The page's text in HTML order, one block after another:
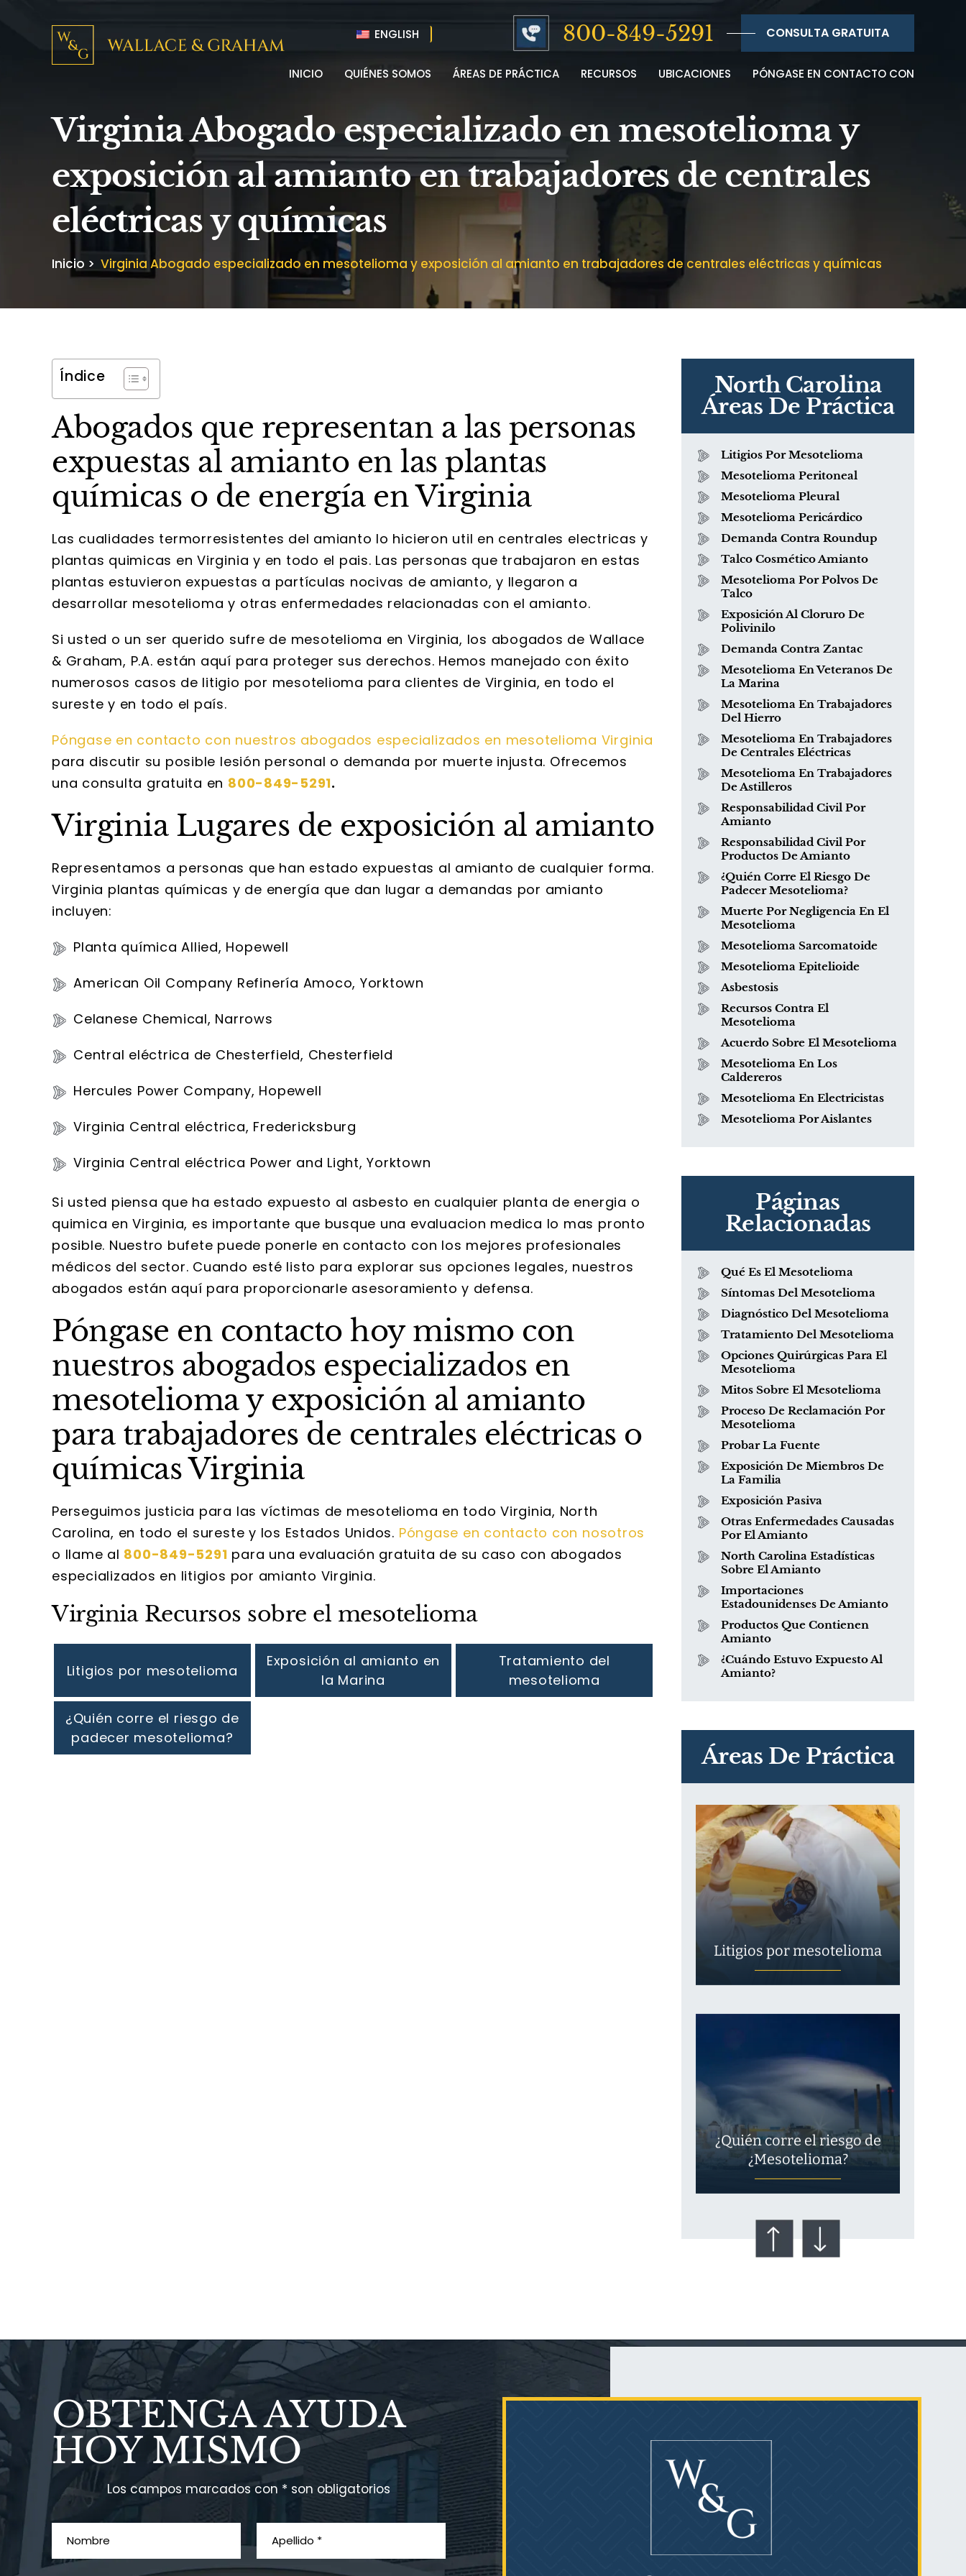
ENGLISH 800-849-5291 CONSULTA GRATUITA
INICIO QUIÉNES SOMOS ÁREAS DE PRÁCTICA RECURSOS UBICACIONES PÓNGASE EN CONTACTO CON
Virginia Abogado especializado en mesotelioma y
exposición al amianto en trabajadores de centrales
eléctricas y químicas
Inicio > Virginia Abogado especializado en mesotelioma y exposición al amianto en trabajadores de centrales eléctricas y químicas
Índice
Abogados que representan a las personas
expuestas al amianto en las plantas
químicas o de energía en Virginia
Las cualidades termorresistentes del amianto lo hicieron util en centrales electricas y
plantas quimicas en Virginia y en todo el pais. Las personas que trabajaron en estas
plantas estuvieron expuestas a partículas nocivas de amianto, y llegaron a
desarrollar mesotelioma y otras enfermedades relacionadas con el amianto.
Si usted o un ser querido sufre de mesotelioma en Virginia, los abogados de Wallace
& Graham, P.A. están aquí para proteger sus derechos. Hemos manejado con éxito
numerosos casos de litigio por mesotelioma para clientes de Virginia, en todo el
sureste y en todo el país.
Póngase en contacto con nuestros abogados especializados en mesotelioma Virginia
para discutir su posible lesión personal o demanda por muerte injusta. Ofrecemos
una consulta gratuita en 800-849-5291.
Virginia Lugares de exposición al amianto
Representamos a personas que han estado expuestas al amianto de cualquier forma.
Virginia plantas químicas y de energía que dan lugar a demandas por amianto
incluyen:
Planta química Allied, Hopewell
American Oil Company Refinería Amoco, Yorktown
Celanese Chemical, Narrows
Central eléctrica de Chesterfield, Chesterfield
Hercules Power Company, Hopewell
Virginia Central eléctrica, Fredericksburg
Virginia Central eléctrica Power and Light, Yorktown
Si usted piensa que ha estado expuesto al asbesto en cualquier planta de energia o
quimica en Virginia, es importante que busque una evaluacion medica lo mas pronto
posible. Nuestro bufete puede ponerle en contacto con los mejores profesionales
médicos del sector. Cuando esté listo para explorar sus opciones legales, nuestros
abogados están aquí para proporcionarle asesoramiento y defensa.
Póngase en contacto hoy mismo con
nuestros abogados especializados en
mesotelioma y exposición al amianto
para trabajadores de centrales eléctricas o
químicas Virginia
Perseguimos justicia para las víctimas de mesotelioma en todo Virginia, North
Carolina, en todo el sureste y los Estados Unidos. Póngase en contacto con nosotros
o llame al 800-849-5291 para una evaluación gratuita de su caso con abogados
especializados en litigios por amianto Virginia.
Virginia Recursos sobre el mesotelioma
Litigios por mesotelioma
Exposición al amianto en
la Marina
Tratamiento del
mesotelioma
¿Quién corre el riesgo de
padecer mesotelioma?
North Carolina
Áreas De Práctica
Litigios Por Mesotelioma
Mesotelioma Peritoneal
Mesotelioma Pleural
Mesotelioma Pericárdico
Demanda Contra Roundup
Talco Cosmético Amianto
Mesotelioma Por Polvos De
Talco
Exposición Al Cloruro De
Polivinilo
Demanda Contra Zantac
Mesotelioma En Veteranos De
La Marina
Mesotelioma En Trabajadores
Del Hierro
Mesotelioma En Trabajadores
De Centrales Eléctricas
Mesotelioma En Trabajadores
De Astilleros
Responsabilidad Civil Por
Amianto
Responsabilidad Civil Por
Productos De Amianto
¿Quién Corre El Riesgo De
Padecer Mesotelioma?
Muerte Por Negligencia En El
Mesotelioma
Mesotelioma Sarcomatoide
Mesotelioma Epitelioide
Asbestosis
Recursos Contra El
Mesotelioma
Acuerdo Sobre El Mesotelioma
Mesotelioma En Los
Caldereros
Mesotelioma En Electricistas
Mesotelioma Por Aislantes
Páginas
Relacionadas
Qué Es El Mesotelioma
Síntomas Del Mesotelioma
Diagnóstico Del Mesotelioma
Tratamiento Del Mesotelioma
Opciones Quirúrgicas Para El
Mesotelioma
Mitos Sobre El Mesotelioma
Proceso De Reclamación Por
Mesotelioma
Probar La Fuente
Exposición De Miembros De
La Familia
Exposición Pasiva
Otras Enfermedades Causadas
Por El Amianto
North Carolina Estadísticas
Sobre El Amianto
Importaciones
Estadounidenses De Amianto
Productos Que Contienen
Amianto
¿Cuándo Estuvo Expuesto Al
Amianto?
Áreas De Práctica
¿Qué es el mesotelioma?
Litigios por mesotelioma
¿Quién corre el riesgo de
¿Mesotelioma?
Talco en polvo
OBTENGA AYUDA
HOY MISMO
Los campos marcados con * son obligatorios